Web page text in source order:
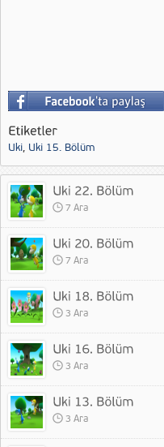
Uki, Uki 15. Bölüm
7 Ara
7 Ara
3 Ara
3 Ara
3 Ara